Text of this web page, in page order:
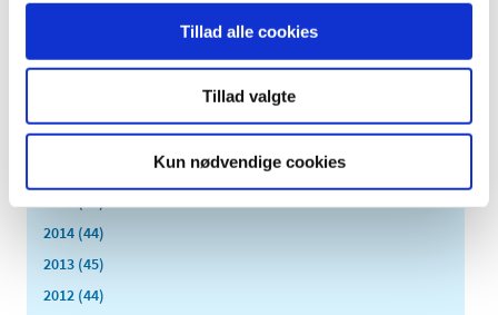
Tillad alle cookies
Tillad valgte
Kun nødvendige cookies
januar (2)
2017 (36)
2014 (44)
2013 (45)
2012 (44)